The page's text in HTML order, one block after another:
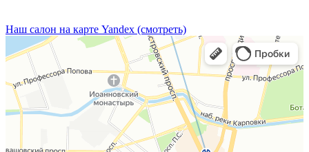
Наш салон на карте Yandex (смотреть)